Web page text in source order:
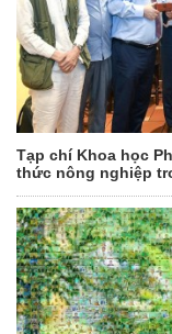
Tạp chí Khoa học
thức nông nghiệp